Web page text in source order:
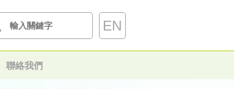
EN
聯絡我們